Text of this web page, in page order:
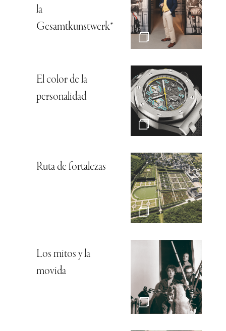
la
Gesamtkunstwerk*
El color de la
personalidad
Ruta de fortalezas
Los mitos y la
movida